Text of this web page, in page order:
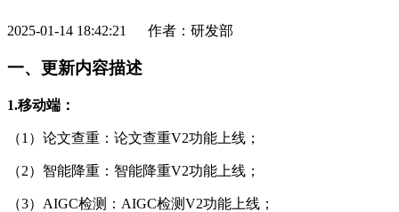
2025-01-14 18:42:21 作者：研发部
一、更新内容描述
1.移动端：
（1）论文查重：论文查重V2功能上线；
（2）智能降重：智能降重V2功能上线；
（3）AIGC检测：AIGC检测V2功能上线；